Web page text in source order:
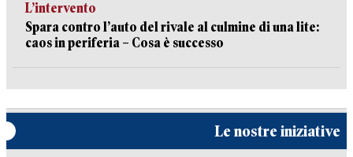
L’intervento
Spara contro l’auto del rivale al culmine di una lite:
caos in periferia – Cosa è successo
Le nostre iniziative